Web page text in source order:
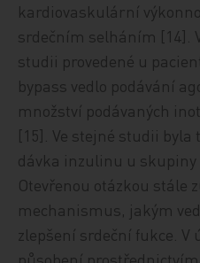
kardiovaskulární
srdečním selháním [14].
studii provedené u
bypass vedlo podávání
množství podávaných
[15]. Ve stejné studii byla
dávka inzulinu u skupiny
Otevřenou otázkou stále
mechanismus, jakým
zlepšení srdeční fukce.